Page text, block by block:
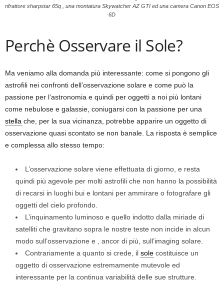
rifrattore sharpstar 65q , una montatura Skywatcher AZ GTI ed una camera Canon EOS
6D
Perchè Osservare il Sole?
Ma veniamo alla domanda più interessante: come si pongono gli
astrofili nei confronti dell’osservazione solare e come può la
passione per l’astronomia e quindi per oggetti a noi più lontani
come nebulose e galassie, coniugarsi con la passione per una
stella che, per la sua vicinanza, potrebbe apparire un oggetto di
osservazione quasi scontato se non banale. La risposta è semplice
e complessa allo stesso tempo:
L’osservazione solare viene effettuata di giorno, e resta
quindi più agevole per molti astrofili che non hanno la possibilità
di recarsi in luoghi bui e lontani per ammirare o fotografare gli
oggetti del cielo profondo.
L’inquinamento luminoso e quello indotto dalla miriade di
satelliti che gravitano sopra le nostre teste non incide in alcun
modo sull’osservazione e , ancor di più, sull’imaging solare.
Contrariamente a quanto si crede, il sole costituisce un
oggetto di osservazione estremamente mutevole ed
interessante per la continua variabilità delle sue strutture.